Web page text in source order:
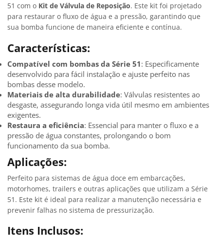
51 com o Kit de Válvula de Reposição. Este kit foi projetado
para restaurar o fluxo de água e a pressão, garantindo que
sua bomba funcione de maneira eficiente e contínua.
Características:
Compatível com bombas da Série 51: Especificamente
desenvolvido para fácil instalação e ajuste perfeito nas
bombas desse modelo.
Materiais de alta durabilidade: Válvulas resistentes ao
desgaste, assegurando longa vida útil mesmo em ambientes
exigentes.
Restaura a eficiência: Essencial para manter o fluxo e a
pressão de água constantes, prolongando o bom
funcionamento da sua bomba.
Aplicações:
Perfeito para sistemas de água doce em embarcações,
motorhomes, trailers e outras aplicações que utilizam a Série
51. Este kit é ideal para realizar a manutenção necessária e
prevenir falhas no sistema de pressurização.
Itens Inclusos: